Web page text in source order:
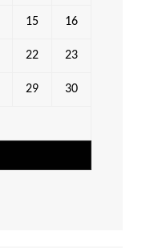
15 16
22 23
29 30